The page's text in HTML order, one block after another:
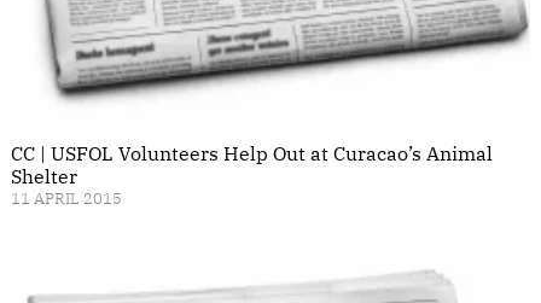
CC | USFOL Volunteers Help Out at Curacao’s Animal
Shelter
11 APRIL 2015